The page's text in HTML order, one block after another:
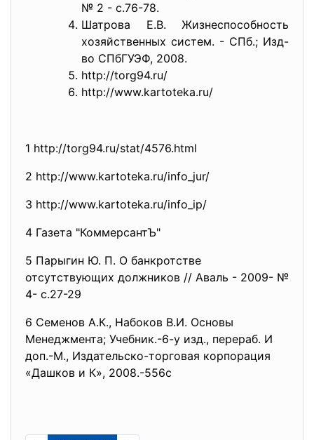
№ 2 - с.76-78.
Шатрова Е.В. Жизнеспособность
хозяйственных систем. - СПб.; Изд-
во СПбГУЭФ, 2008.
http://torg94.ru/
http://www.kartoteka.ru/
1 http://torg94.ru/stat/4576.html
2 http://www.kartoteka.ru/info_ jur/
3 http://www.kartoteka.ru/info_ ip/
4 Газета "КоммерсантЪ"
5 Парыгин Ю. П. О банкротстве
отсутствующих должников // Аваль - 2009- №
4- с.27-29
6 Семенов А.К., Набоков В.И. Основы
Менеджмента; Учебник.-6-у изд., перераб. И
доп.-М., Издательско-торговая корпорация
«Дашков и К», 2008.-556с